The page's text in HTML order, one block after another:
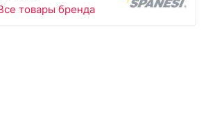
товары бренда